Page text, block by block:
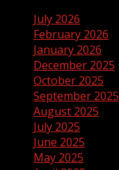
July 2026
February 2026
January 2026
December 2025
October 2025
September 2025
August 2025
July 2025
June 2025
May 2025